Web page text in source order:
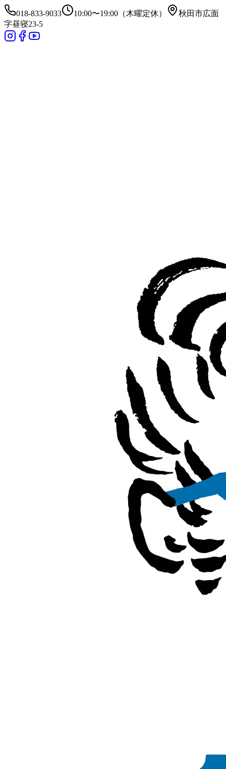
018-833-9033 10:00〜19:00（木曜定休）
秋田市広面
字昼寝23-5